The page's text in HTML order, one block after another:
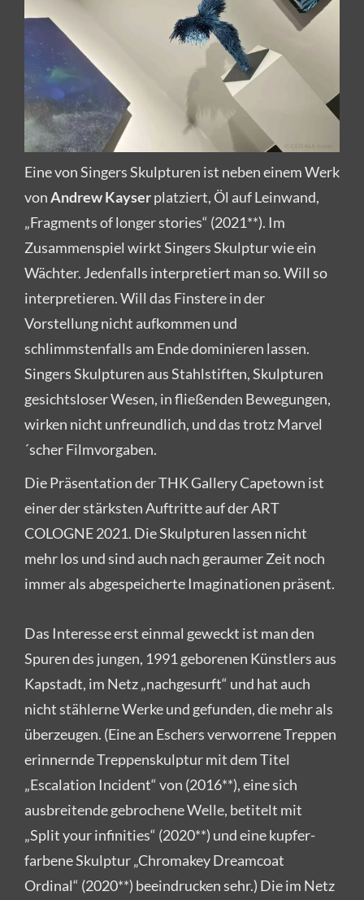
Eine von Singers Skulpturen ist neben einem Werk
vonAndrew Kayserplatziert, Öl auf Leinwand,
„Fragments of longer stories“ (2021**). Im
Zusammenspiel wirkt Singers Skulptur wie ein
Wächter. Jedenfalls interpretiert man so. Will so
interpretieren. Will das Finstere in der
Vorstellung nicht aufkommen und
schlimmstenfalls am Ende dominieren lassen.
Singers Skulpturen aus Stahlstiften, Skulpturen
gesichtsloser Wesen, in fließenden Bewegungen,
wirken nicht unfreundlich, und das trotz Marvel
´scher Filmvorgaben.
Die Präsentation der THK Gallery Capetown ist
einer der stärksten Auftritte auf der ART
COLOGNE 2021. Die Skulpturen lassen nicht
mehr los und sind auch nach geraumer Zeit noch
immer als abgespeicherte Imaginationen präsent.
Das Interesse erst einmal geweckt ist man den
Spuren des jungen, 1991 geborenen Künstlers aus
Kapstadt, im Netz „nachgesurft“ und hat auch
nicht stählerne Werke und gefunden, die mehr als
überzeugen. (Eine an Eschers verworrene Treppen
erinnernde Treppenskulptur mit dem Titel
„Escalation Incident“ von (2016**), eine sich
ausbreitende gebrochene Welle, betitelt mit
„Split your infinities“ (2020**) und eine kupfer-
farbene Skulptur „Chromakey Dreamcoat
Ordinal“ (2020**) beeindrucken sehr.) Die im Netz